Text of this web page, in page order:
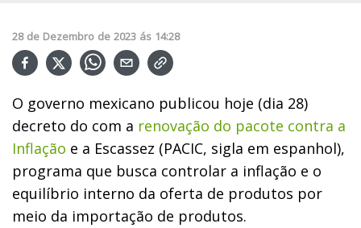
28 de Dezembro de 2023 ás 14:28
O governo mexicano publicou hoje (dia 28)
decreto do com a renovação do pacote contra a
Inflação e a Escassez (PACIC, sigla em espanhol),
programa que busca controlar a inflação e o
equilíbrio interno da oferta de produtos por
meio da importação de produtos.